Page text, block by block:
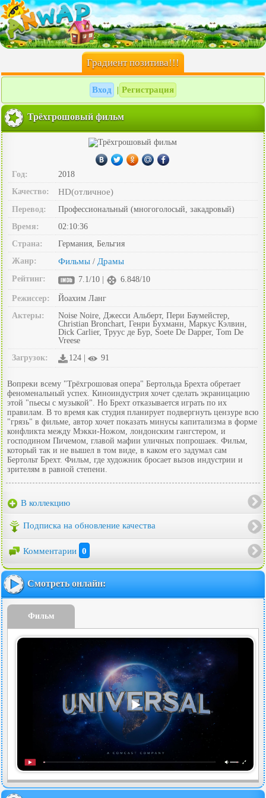
Градиент позитива!!!
Вход Регистрация
Трёхгрошовый фильм
Год:
2018
Качество:
HD(отличное)
Перевод:
Профессиональный (многоголосый, закадровый)
Время:
02:10:36
Страна:
Германия, Бельгия
Жанр:
Фильмы / Драмы
Рейтинг: 7.1/10 | 6.848/10
Режиссер:
Йоахим Ланг
Актеры:
Noise Noire, Джесси Альберт, Пери Баумейстер,
Christian Bronchart, Генри Бухманн, Маркус Кэлвин,
Dick Carlier, Труус де Бур, Soete De Dapper, Tom De
Vreese
Загрузок:
124 | 91
Вопреки всему "Трёхгрошовая опера" Бертольда Брехта обретает
феноменальный успех. Киноиндустрия хочет сделать экраницацию
этой "пьесы с музыкой". Но Брехт отказывается играть по их
правилам. В то время как студия планирует подвергнуть цензуре всю
"грязь" в фильме, автор хочет показать минусы капитализма в форме
конфликта между Мэкки-Ножом, лондонским гангстером, и
господином Пичемом, главой мафии уличных попрошаек. Фильм,
который так и не вышел в том виде, в каком его задумал сам
Бертольт Брехт. Фильм, где художник бросает вызов индустрии и
зрителям в равной степени.
В коллекцию
Подписка на обновление качества
Комментарии 0
Смотреть онлайн:
Фильм